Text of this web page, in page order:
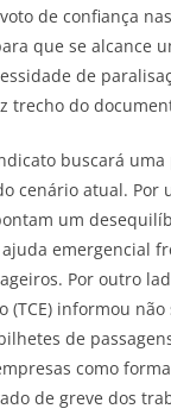
de confiança
que se alcance
de
trecho do
buscará uma
cenário atual. Por
um
emergencial
Por outro
(TCE) informou
de
como
de greve dos